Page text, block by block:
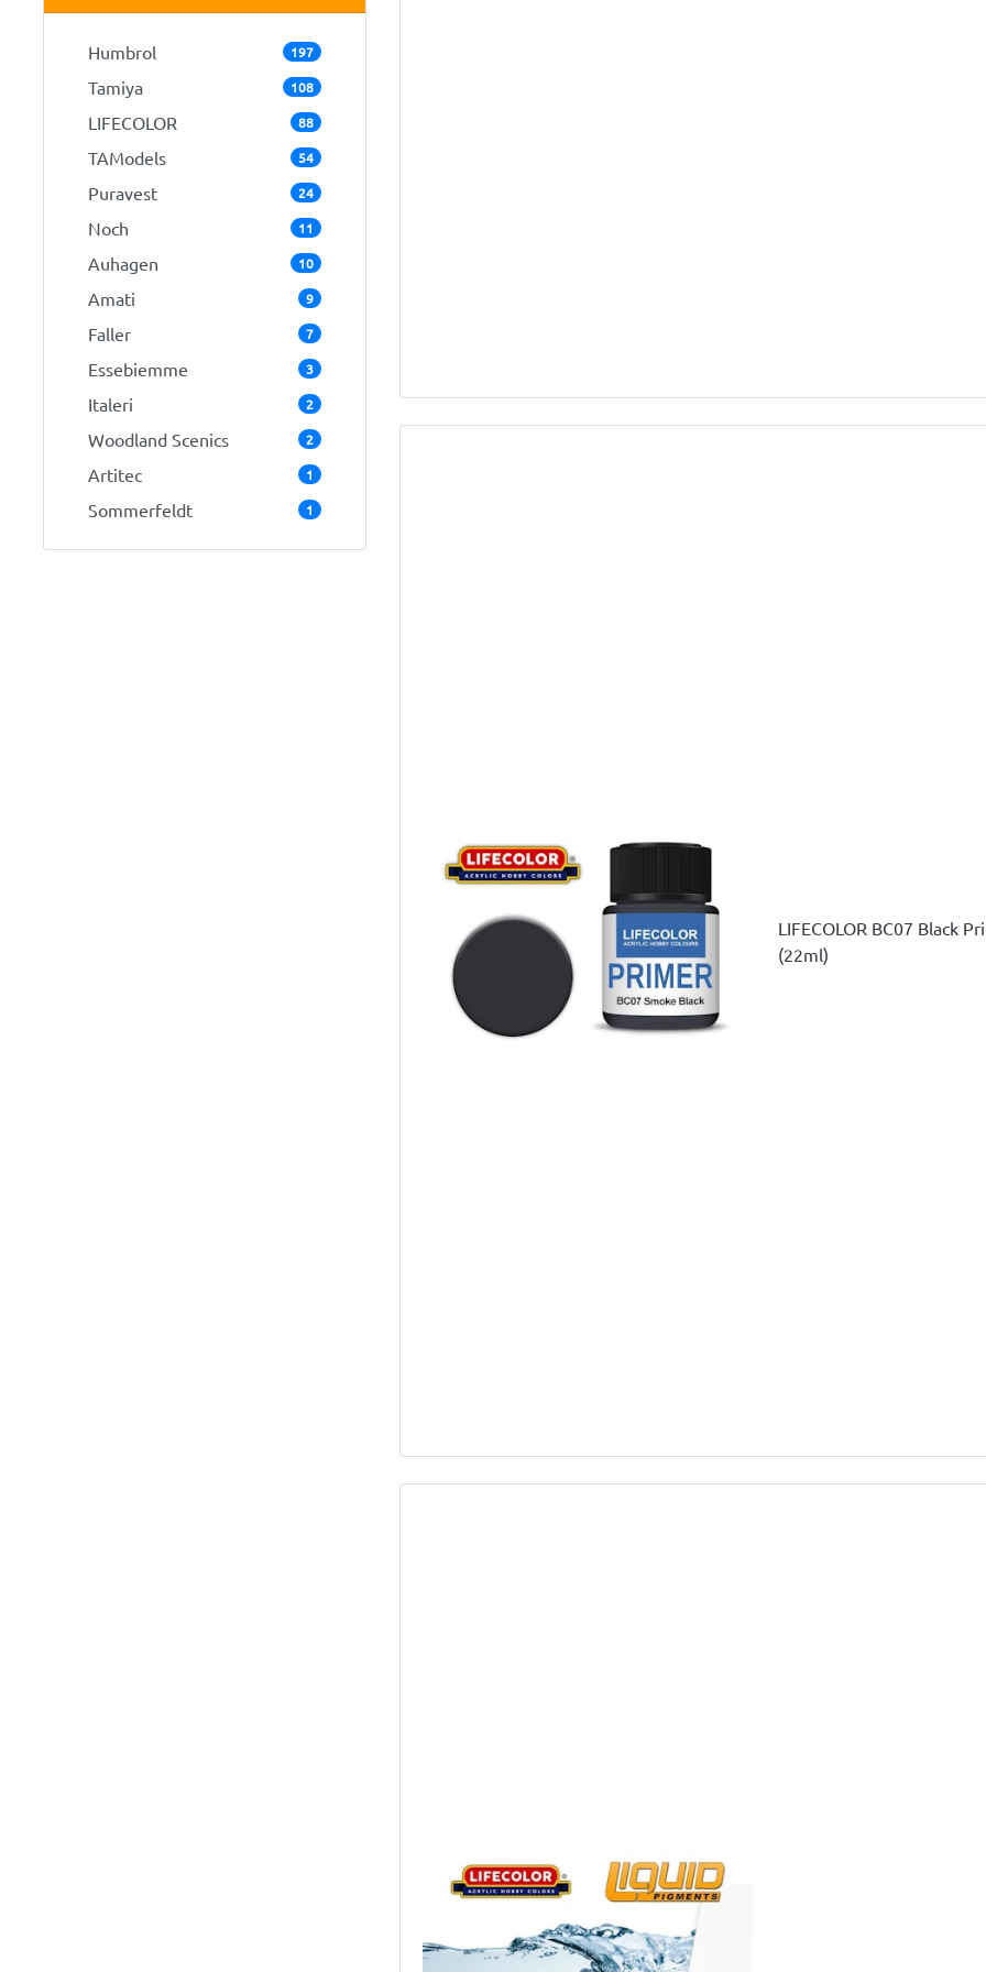
Humbrol 197
Tamiya 108
LIFECOLOR 88
TAModels 54
Puravest 24
Noch 11
Auhagen 10
Amati 9
Faller 7
Essebiemme 3
Italeri 2
Woodland Scenics 2
Artitec 1
Sommerfeldt 1
LIFECOLOR BC07 Black
(22ml)